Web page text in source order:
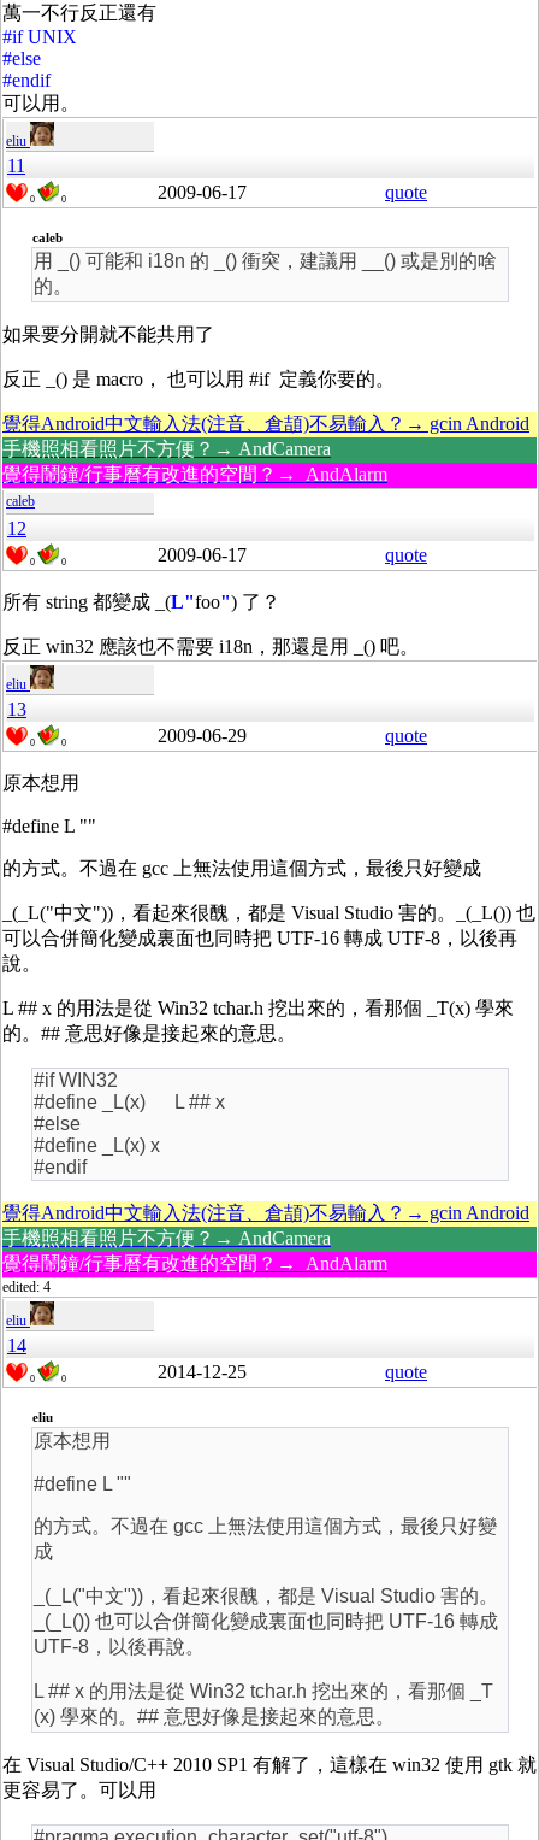
萬一不行反正還有
#if UNIX
#else
#endif
可以用。
eliu
11
0 0 2009-06-17 quote
caleb
用 _() 可能和 i18n 的 _() 衝突，建議用 __() 或是別的啥
的。
如果要分開就不能共用了
反正 _() 是 macro， 也可以用 #if 定義你要的。
覺得Android中文輸入法(注音、倉頡)不易輸入？→ gcin Android
手機照相看照片不方便？→ AndCamera
覺得鬧鐘/行事曆有改進的空間？→ AndAlarm
caleb
12
0 0 2009-06-17 quote
所有 string 都變成 _(L"foo") 了？
反正 win32 應該也不需要 i18n，那還是用 _() 吧。
eliu
13
0 0 2009-06-29 quote
原本想用
#define L ""
的方式。不過在 gcc 上無法使用這個方式，最後只好變成
_(_L("中文"))，看起來很醜，都是 Visual Studio 害的。_(_L()) 也
可以合併簡化變成裏面也同時把 UTF-16 轉成 UTF-8，以後再
說。
L ## x 的用法是從 Win32 tchar.h 挖出來的，看那個 _T(x) 學來
的。## 意思好像是接起來的意思。
#if WIN32
#define _L(x) L ## x
#else
#define _L(x) x
#endif
覺得Android中文輸入法(注音、倉頡)不易輸入？→ gcin Android
手機照相看照片不方便？→ AndCamera
覺得鬧鐘/行事曆有改進的空間？→ AndAlarm
edited: 4
eliu
14
0 0 2014-12-25 quote
eliu
原本想用
#define L ""
的方式。不過在 gcc 上無法使用這個方式，最後只好變
成
_(_L("中文"))，看起來很醜，都是 Visual Studio 害的。
_(_L()) 也可以合併簡化變成裏面也同時把 UTF-16 轉成
UTF-8，以後再說。
L ## x 的用法是從 Win32 tchar.h 挖出來的，看那個 _T
(x) 學來的。## 意思好像是接起來的意思。
在 Visual Studio/C++ 2010 SP1 有解了，這樣在 win32 使用 gtk 就
更容易了。可以用